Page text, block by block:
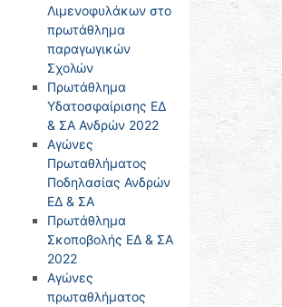
Λιμενοφυλάκων στο
πρωτάθλημα
παραγωγικών
Σχολών
Πρωτάθλημα
Υδατοσφαίρισης ΕΔ
& ΣΑ Ανδρών 2022
Αγώνες
Πρωταθλήματος
Ποδηλασίας Ανδρών
ΕΔ & ΣΑ
Πρωτάθλημα
Σκοποβολής ΕΔ & ΣΑ
2022
Αγώνες
πρωταθλήματος